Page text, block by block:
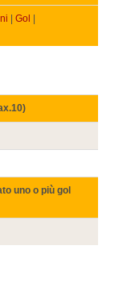
Gol
uno o più gol